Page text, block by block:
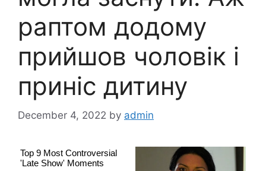
раптом додому
прийшов чоловік і
приніс дитину
December 4, 2022 by admin